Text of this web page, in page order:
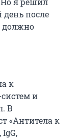
после
должно
к
систем и
В
«Антитела к